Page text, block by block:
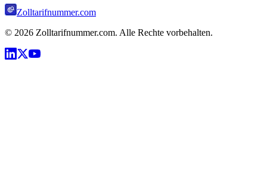
Zolltarifnummer.com
© 2026 Zolltarifnummer.com. Alle Rechte vorbehalten.